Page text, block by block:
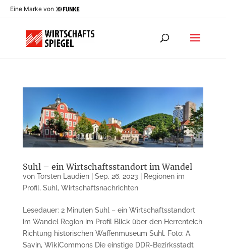
Eine Marke von
Suhl – ein Wirtschaftsstandort im Wandel
von Torsten Laudien| Sep. 26, 2023
Regionen im
Profil, Suhl, Wirtschaftsnachrichten
Lesedauer: 2 Minuten Suhl – ein Wirtschaftsstandort
im Wandel Region im Profil Blick über den Herrenteich
Richtung historischen Waffenmuseum Suhl. Foto: A.
Savin, WikiCommons Die einstige DDR-Bezirksstadt